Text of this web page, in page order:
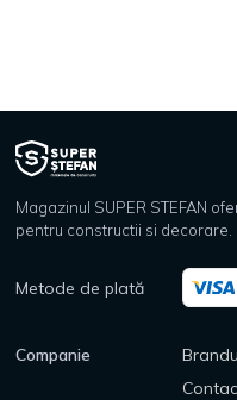
Magazinul SUPER STEFAN
pentru constructii si decorare.
Metode de plată
Companie